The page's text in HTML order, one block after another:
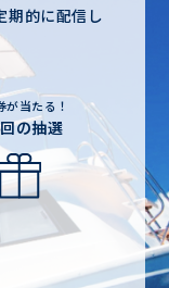
期的に配信し
が当たる！
の抽選